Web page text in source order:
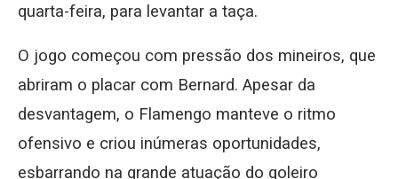
quarta-feira, para levantar a taça.
O jogo começou com pressão dos mineiros, que
abriram o placar com Bernard. Apesar da
desvantagem, o Flamengo manteve o ritmo
ofensivo e criou inúmeras oportunidades,
esbarrando na grande atuação do goleiro